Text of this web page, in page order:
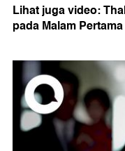
Lihat juga video:
pada Malam